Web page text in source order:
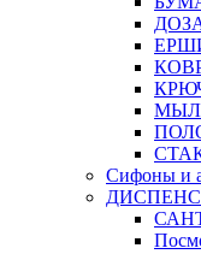
Сифоны и